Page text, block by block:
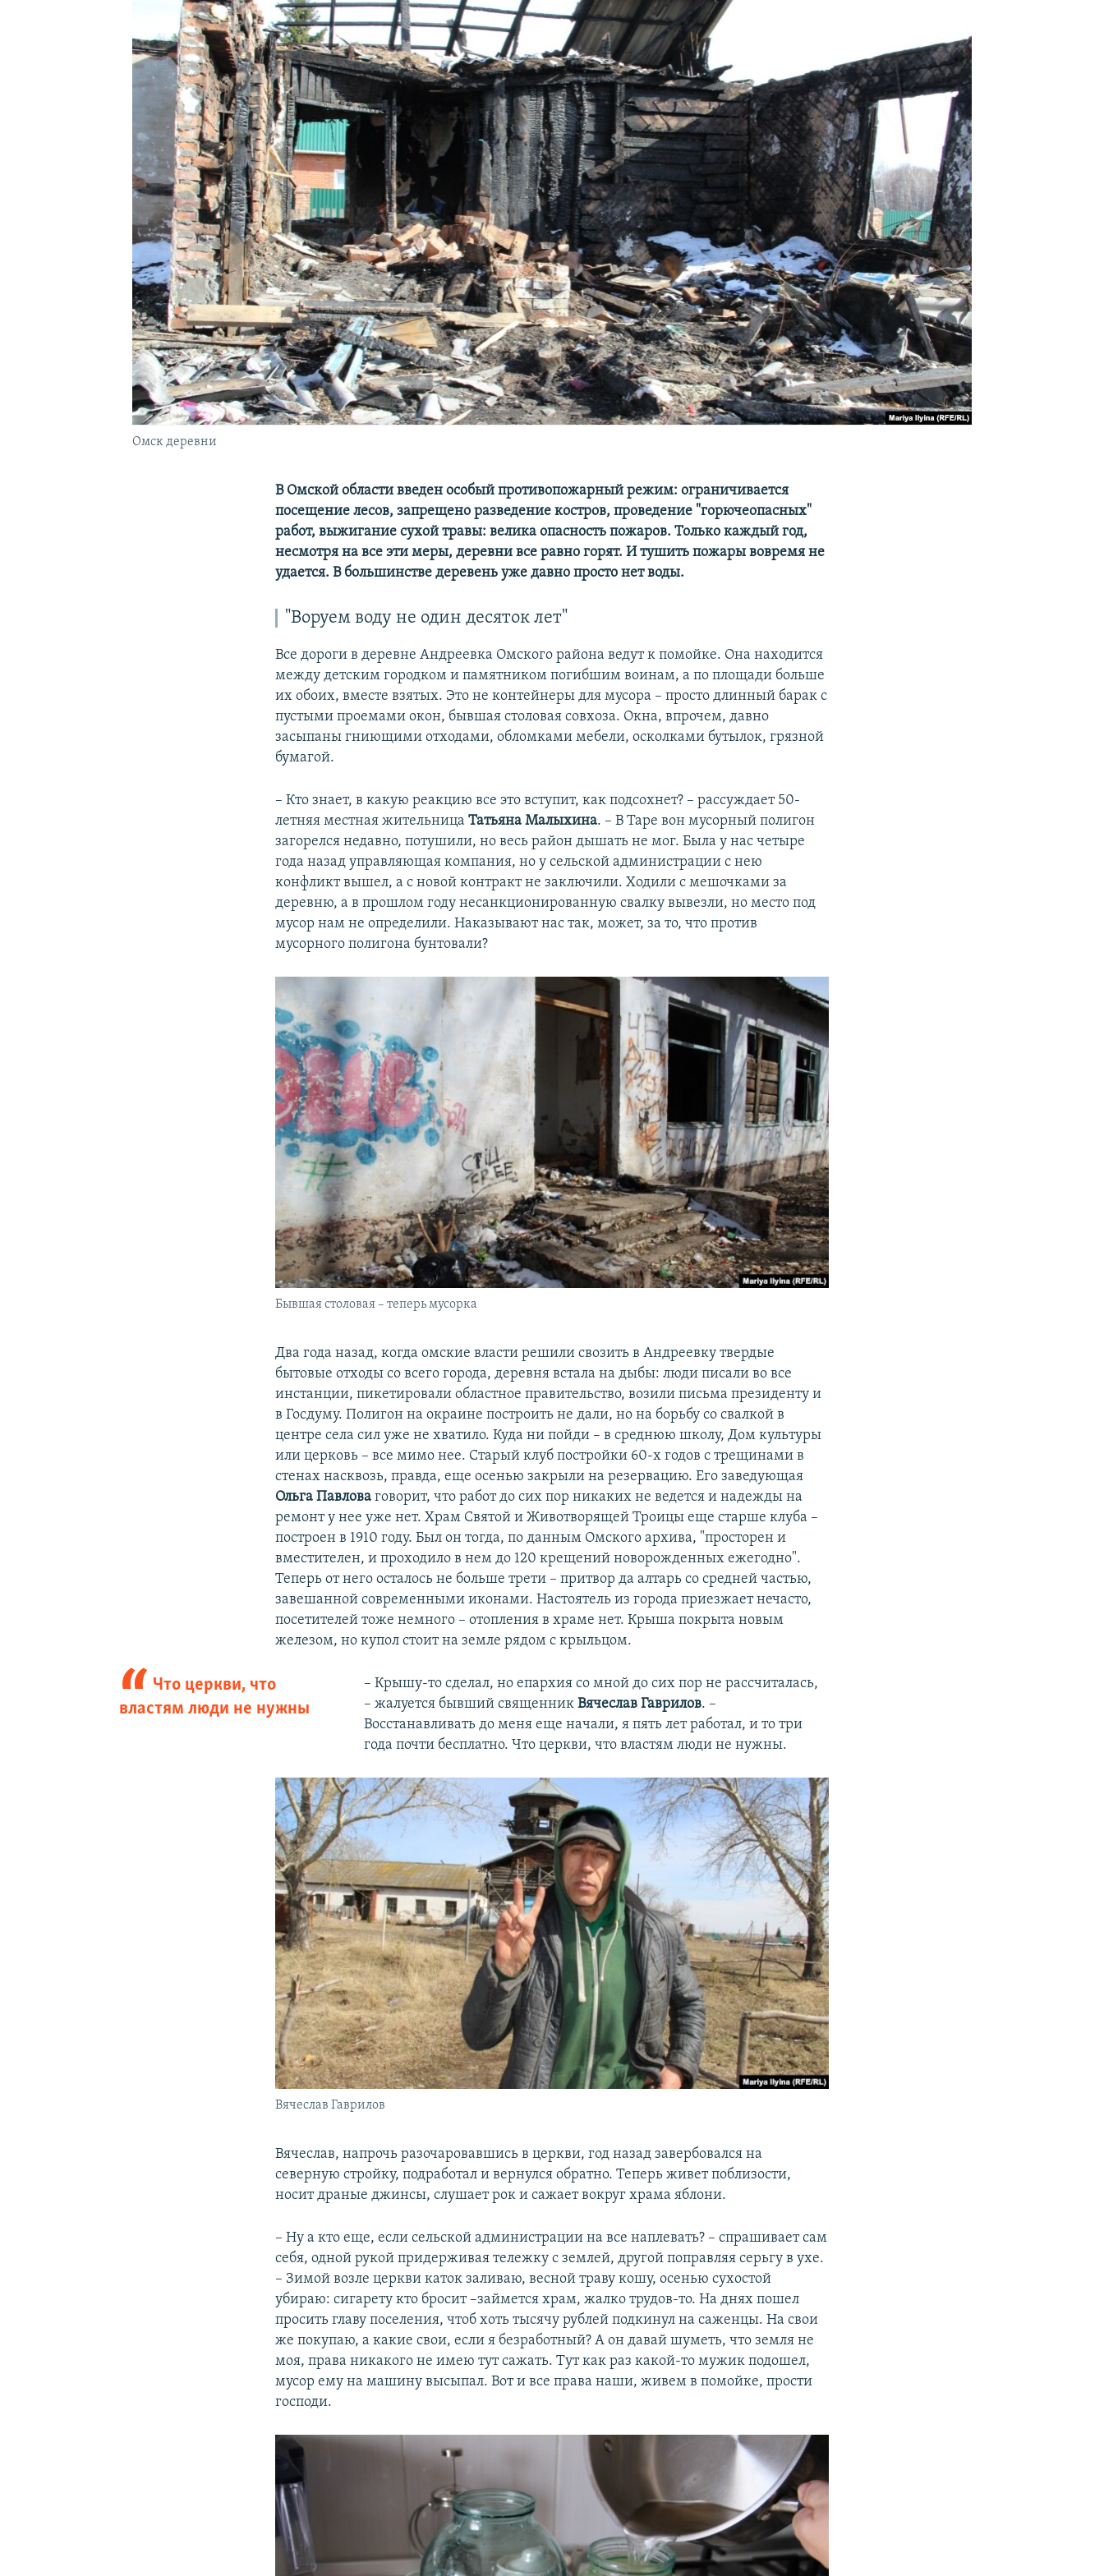
ПОДПИШИТЕСЬ НА РАССЫЛКУ
Омск деревни
В Омской области введен особый противопожарный режим: ограничивается
посещение лесов, запрещено разведение костров, проведение "горючеопасных"
работ, выжигание сухой травы: велика опасность пожаров. Только каждый год,
несмотря на все эти меры, деревни все равно горят. И тушить пожары вовремя не
удается. В большинстве деревень уже давно просто нет воды.
"Воруем воду не один десяток лет"
Все дороги в деревне Андреевка Омского района ведут к помойке. Она находится
между детским городком и памятником погибшим воинам, а по площади больше
их обоих, вместе взятых. Это не контейнеры для мусора – просто длинный барак с
пустыми проемами окон, бывшая столовая совхоза. Окна, впрочем, давно
засыпаны гниющими отходами, обломками мебели, осколками бутылок, грязной
бумагой.
– Кто знает, в какую реакцию все это вступит, как подсохнет? – рассуждает 50-
летняя местная жительницаТатьяна Малыхина. – В Таре вон мусорный полигон
загорелся недавно, потушили, но весь район дышать не мог. Была у нас четыре
года назад управляющая компания, но у сельской администрации с нею
конфликт вышел, а с новой контракт не заключили. Ходили с мешочками за
деревню, а в прошлом году несанкционированную свалку вывезли, но место под
мусор нам не определили. Наказывают нас так, может, за то, что против
мусорного полигона бунтовали?
Бывшая столовая – теперь мусорка
Два года назад, когда омские власти решили свозить в Андреевку твердые
бытовые отходы со всего города, деревня встала на дыбы: люди писали во все
инстанции, пикетировали областное правительство, возили письма президенту и
в Госдуму. Полигон на окраине построить не дали, но на борьбу со свалкой в
центре села сил уже не хватило. Куда ни пойди – в среднюю школу, Дом культуры
или церковь – все мимо нее. Старый клуб постройки 60-х годов с трещинами в
стенах насквозь, правда, еще осенью закрыли на резервацию. Его заведующая
Ольга Павлова говорит, что работ до сих пор никаких не ведется и надежды на
ремонт у нее уже нет. Храм Святой и Животворящей Троицы еще старше клуба –
построен в 1910 году. Был он тогда, по данным Омского архива, "просторен и
вместителен, и проходило в нем до 120 крещений новорожденных ежегодно".
Теперь от него осталось не больше трети – притвор да алтарь со средней частью,
завешанной современными иконами. Настоятель из города приезжает нечасто,
посетителей тоже немного – отопления в храме нет. Крыша покрыта новым
железом, но купол стоит на земле рядом с крыльцом.
Что церкви, что
властям люди не нужны
– Крышу-то сделал, но епархия со мной до сих пор не рассчиталась,
– жалуется бывший священникВячеслав Гаврилов. –
Восстанавливать до меня еще начали, я пять лет работал, и то три
года почти бесплатно. Что церкви, что властям люди не нужны.
Вячеслав Гаврилов
Вячеслав, напрочь разочаровавшись в церкви, год назад завербовался на
северную стройку, подработал и вернулся обратно. Теперь живет поблизости,
носит драные джинсы, слушает рок и сажает вокруг храма яблони.
– Ну а кто еще, если сельской администрации на все наплевать? – спрашивает сам
себя, одной рукой придерживая тележку с землей, другой поправляя серьгу в ухе.
– Зимой возле церкви каток заливаю, весной траву кошу, осенью сухостой
убираю: сигарету кто бросит –займется храм, жалко трудов-то. На днях пошел
просить главу поселения, чтоб хоть тысячу рублей подкинул на саженцы. На свои
же покупаю, а какие свои, если я безработный? А он давай шуметь, что земля не
моя, права никакого не имею тут сажать. Тут как раз какой-то мужик подошел,
мусор ему на машину высыпал. Вот и все права наши, живем в помойке, прости
господи.